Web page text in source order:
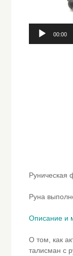
00:00
Руническая
Руна
Описание и
О том, как
талисман с